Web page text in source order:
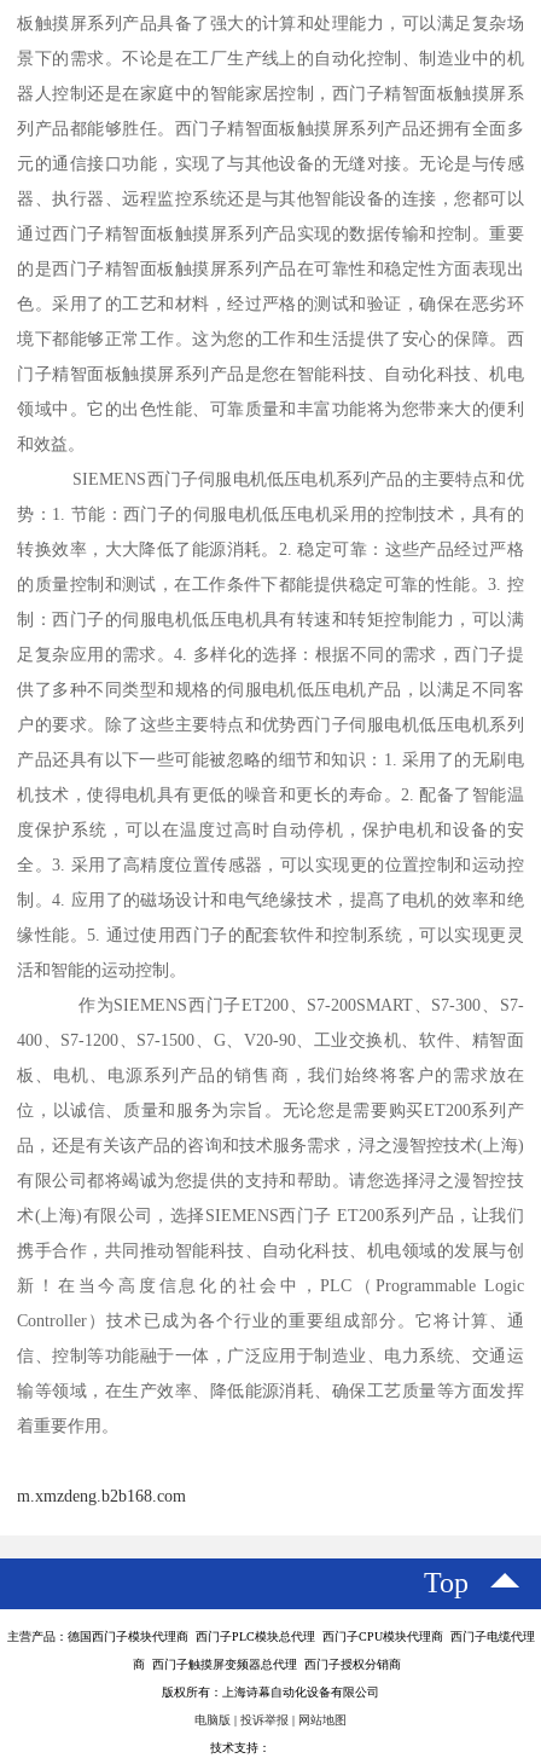
板触摸屏系列产品具备了强大的计算和处理能力，可以满足复杂场
景下的需求。不论是在工厂生产线上的自动化控制、制造业中的机
器人控制还是在家庭中的智能家居控制，西门子精智面板触摸屏系
列产品都能够胜任。西门子精智面板触摸屏系列产品还拥有全面多
元的通信接口功能，实现了与其他设备的无缝对接。无论是与传感
器、执行器、远程监控系统还是与其他智能设备的连接，您都可以
通过西门子精智面板触摸屏系列产品实现的数据传输和控制。重要
的是西门子精智面板触摸屏系列产品在可靠性和稳定性方面表现出
色。采用了的工艺和材料，经过严格的测试和验证，确保在恶劣环
境下都能够正常工作。这为您的工作和生活提供了安心的保障。西
门子精智面板触摸屏系列产品是您在智能科技、自动化科技、机电
领域中。它的出色性能、可靠质量和丰富功能将为您带来大的便利
和效益。
SIEMENS西门子伺服电机低压电机系列产品的主要特点和优
势：1. 节能：西门子的伺服电机低压电机采用的控制技术，具有的
转换效率，大大降低了能源消耗。2. 稳定可靠：这些产品经过严格
的质量控制和测试，在工作条件下都能提供稳定可靠的性能。3. 控
制：西门子的伺服电机低压电机具有转速和转矩控制能力，可以满
足复杂应用的需求。4. 多样化的选择：根据不同的需求，西门子提
供了多种不同类型和规格的伺服电机低压电机产品，以满足不同客
户的要求。除了这些主要特点和优势西门子伺服电机低压电机系列
产品还具有以下一些可能被忽略的细节和知识：1. 采用了的无刷电
机技术，使得电机具有更低的噪音和更长的寿命。2. 配备了智能温
度保护系统，可以在温度过高时自动停机，保护电机和设备的安
全。3. 采用了高精度位置传感器，可以实现更的位置控制和运动控
制。4. 应用了的磁场设计和电气绝缘技术，提髙了电机的效率和绝
缘性能。5. 通过使用西门子的配套软件和控制系统，可以实现更灵
活和智能的运动控制。
作为SIEMENS西门子ET200、S7-200SMART、S7-300、S7-
400、S7-1200、S7-1500、G、V20-90、工业交换机、软件、精智面
板、电机、电源系列产品的销售商，我们始终将客户的需求放在
位，以诚信、质量和服务为宗旨。无论您是需要购买ET200系列产
品，还是有关该产品的咨询和技术服务需求，浔之漫智控技术(上海)
有限公司都将竭诚为您提供的支持和帮助。请您选择浔之漫智控技
术(上海)有限公司，选择SIEMENS西门子 ET200系列产品，让我们
携手合作，共同推动智能科技、自动化科技、机电领域的发展与创
新！在当今高度信息化的社会中，PLC（Programmable Logic
Controller）技术已成为各个行业的重要组成部分。它将计算、通
信、控制等功能融于一体，广泛应用于制造业、电力系统、交通运
输等领域，在生产效率、降低能源消耗、确保工艺质量等方面发挥
着重要作用。
m.xmzdeng.b2b168.com
Top
主营产品：德国西门子模块代理商 西门子PLC模块总代理 西门子CPU模块代理商 西门子电缆代理
商 西门子触摸屏变频器总代理 西门子授权分销商
版权所有：上海诗幕自动化设备有限公司
电脑版 | 投诉举报 | 网站地图
技术支持：